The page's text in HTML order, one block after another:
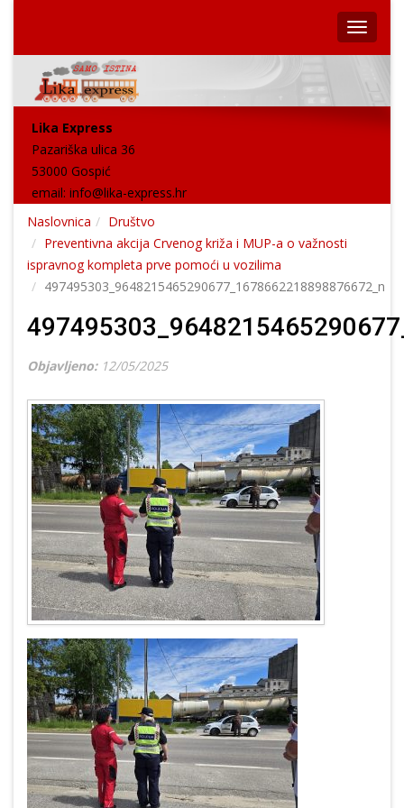
Lika Express
Pazariška ulica 36
53000 Gospić
email: info@lika-express.hr
Naslovnica
Društvo
Preventivna akcija Crvenog križa i MUP-a o važnosti
ispravnog kompleta prve pomoći u vozilima
497495303_9648215465290677_1678662218898876672_n
Objavljeno: 12/05/2025